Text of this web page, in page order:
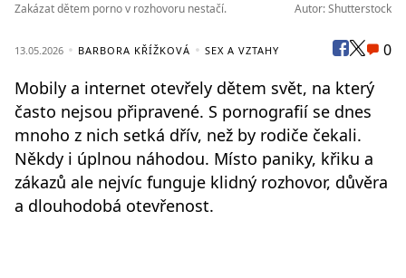
Zakázat dětem porno v rozhovoru nestačí. Autor: Shutterstock
13.05.2026 BARBORA KŘÍŽKOVÁ SEX A VZTAHY 0
Mobily a internet otevřely dětem svět, na který
často nejsou připravené. S pornografií se dnes
mnoho z nich setká dřív, než by rodiče čekali.
Někdy i úplnou náhodou. Místo paniky, křiku a
zákazů ale nejvíc funguje klidný rozhovor, důvěra
a dlouhodobá otevřenost.